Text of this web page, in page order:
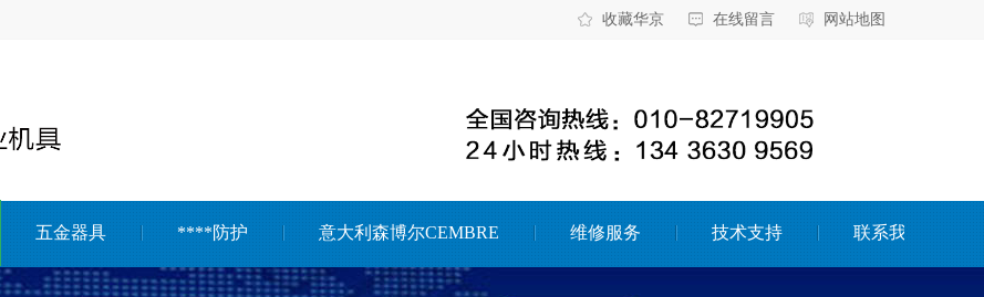
收藏华京 在线留言 网站地图
五金器具 ****防护 意大利森博尔CEMBRE 维修服务 技术支持 联系我们